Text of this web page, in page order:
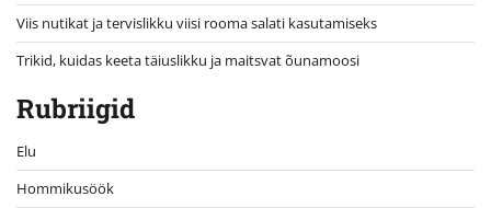
Viis nutikat ja tervislikku viisi rooma salati kasutamiseks
Trikid, kuidas keeta täiuslikku ja maitsvat õunamoosi
Rubriigid
Elu
Hommikusöök